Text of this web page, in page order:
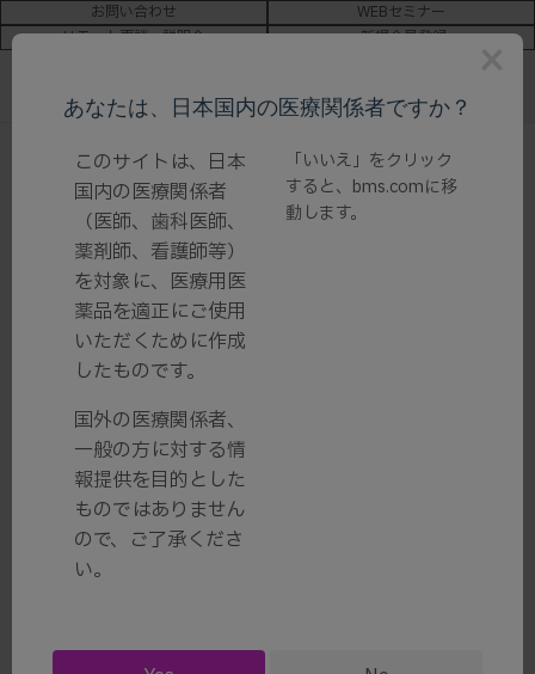
お問い合わせ
WEBセミナー
リモート面談・説明会
新規会員登録
お知らせ/ オプジーボ点滴静注20mg・ 100mg・
120mg・240mgの「効能又は効果追加のお知らせ」、「[肝細胞
がん] オプジーボとヤーボイによる併用療法を受けている方へ」、
「Q&Aでわかる肝細胞がんの話」の追加並びに「電子添文改訂のお
知らせ」、「添付文書」、「インタビューフォーム」、「適正使用
ガイド（単剤療法版）」、「適正使用ガイド（併用版）」、「オプ
ジーボ・ヤーボイ併用療法投与ガイド」、「オプジーボによる治療
を受ける方へ（四つ折り）」を更新しました
オプジーボ点滴静注20mg・
100mg・120mg・240mgの「効能
又は効果追加のお知らせ」、「[肝細
胞がん] オプジーボとヤーボイによる
併用療法を受けている方へ」、
追加並びに「電子添文改訂のお知ら
あなたは、日本国内の医療関係者ですか？
このサイトは、日本
国内の医療関係者
（医師、歯科医師、
薬剤師、看護師等）
を対象に、医療用医
薬品を適正にご使用
いただくために作成
したものです。
国外の医療関係者、
一般の方に対する情
報提供を目的とした
ものではありません
ので、ご了承くださ
い。
「いいえ」をクリック
すると、 bms.comに移
動します。